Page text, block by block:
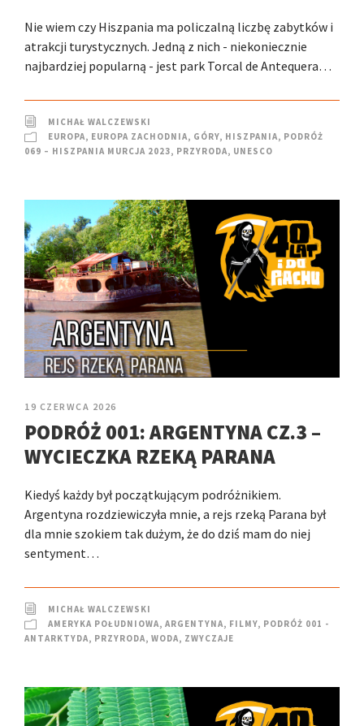
Nie wiem czy Hiszpania ma policzalną liczbę zabytków i
atrakcji turystycznych. Jedną z nich - niekoniecznie
najbardziej popularną - jest park Torcal de Antequera…
MICHAŁ WALCZEWSKI
EUROPA, EUROPA ZACHODNIA, GÓRY, HISZPANIA, PODRÓŻ
069 – HISZPANIA MURCJA 2023, PRZYRODA, UNESCO
19 CZERWCA 2026
PODRÓŻ 001: ARGENTYNA CZ.3 –
WYCIECZKA RZEKĄ PARANA
Kiedyś każdy był początkującym podróżnikiem.
Argentyna rozdziewiczyła mnie, a rejs rzeką Parana był
dla mnie szokiem tak dużym, że do dziś mam do niej
sentyment…
MICHAŁ WALCZEWSKI
AMERYKA POŁUDNIOWA, ARGENTYNA, FILMY, PODRÓŻ 001 -
ANTARKTYDA, PRZYRODA, WODA, ZWYCZAJE